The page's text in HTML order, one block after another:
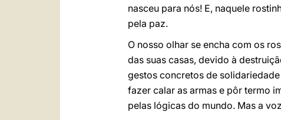
nasceu para nós! E, naquele
pela paz.
O nosso olhar se encha com os
das suas casas, devido à
gestos concretos de
fazer calar as armas e pôr termo
pelas lógicas do mundo. Mas a